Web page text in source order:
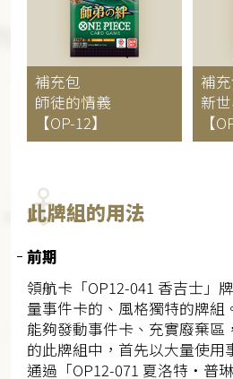
補充包
師徒的情義
【OP-12】
補
新
【
此牌組的用法
前期
領航卡「OP12-041 香吉士」
量事件卡的、風格獨特的牌組
能夠發動事件卡、充實廢棄區
的此牌組中，首先以大量使用
通過「OP12-071 夏洛特・普